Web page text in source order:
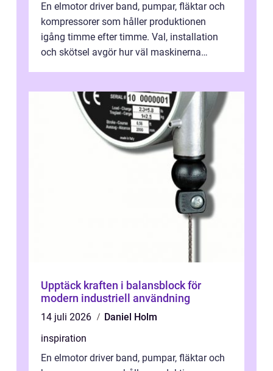
En elmotor driver band, pumpar, fläktar och
kompressorer som håller produktionen
igång timme efter timme. Val, installation
och skötsel avgör hur väl maskinerna
Upptäck kraften i balansblock för
modern industriell användning
14 juli 2026
Daniel Holm
inspiration
En elmotor driver band, pumpar, fläktar och